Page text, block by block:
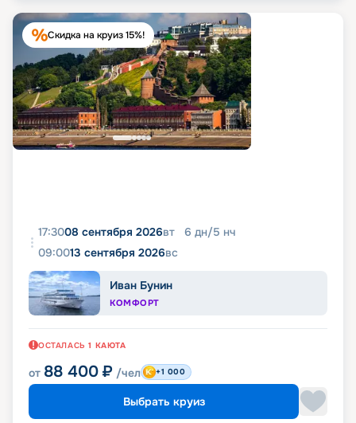
Скидка на круиз 15%!
17:3008 сентября 2026вт 6 дн/5 нч
09:0013 сентября 2026вс
Иван Бунин
КОМФОРТ
ОСТАЛАСЬ 1 КАЮТА
от 88 400 ₽ /чел +1 000
Выбрать круиз